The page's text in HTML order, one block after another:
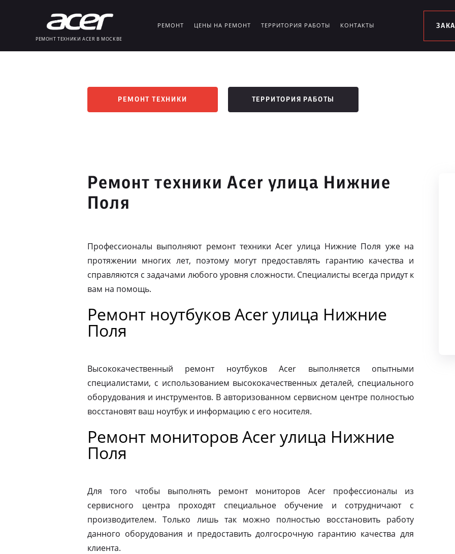
РЕМОНТ ТЕХНИКИ ACER В МОСКВЕ
РЕМОНТ ЦЕНЫ НА РЕМОНТ ТЕРРИТОРИЯ РАБОТЫ КОНТАКТЫ
РЕМОНТ ТЕХНИКИ ТЕРРИТОРИЯ РАБОТЫ
Ремонт техники Acer улица Нижние
Поля
Профессионалы выполняют ремонт техники Acer улица Нижние Поля уже на
протяжении многих лет, поэтому могут предоставлять гарантию качества и
справляются с задачами любого уровня сложности. Специалисты всегда придут к
вам на помощь.
Ремонт ноутбуков Acer улица Нижние
Поля
Высококачественный ремонт ноутбуков Acer выполняется опытными
специалистами, с использованием высококачественных деталей, специального
оборудования и инструментов. В авторизованном сервисном центре полностью
восстановят ваш ноутбук и информацию с его носителя.
Ремонт мониторов Acer улица Нижние
Поля
Для того чтобы выполнять ремонт мониторов Acer профессионалы из
сервисного центра проходят специальное обучение и сотрудничают с
производителем. Только лишь так можно полностью восстановить работу
данного оборудования и предоставить долгосрочную гарантию качества для
клиента.